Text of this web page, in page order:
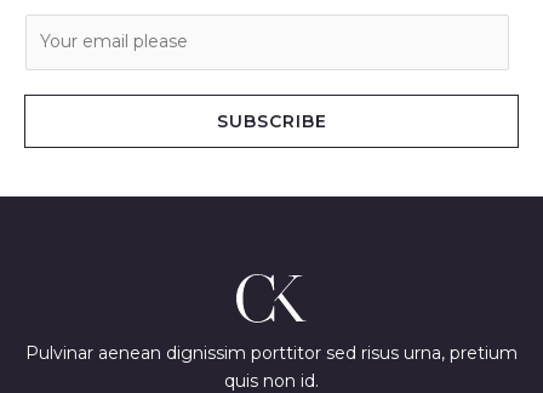
SUBSCRIBE
Pulvinar aenean dignissim porttitor sed risus urna, pretium
quis non id.